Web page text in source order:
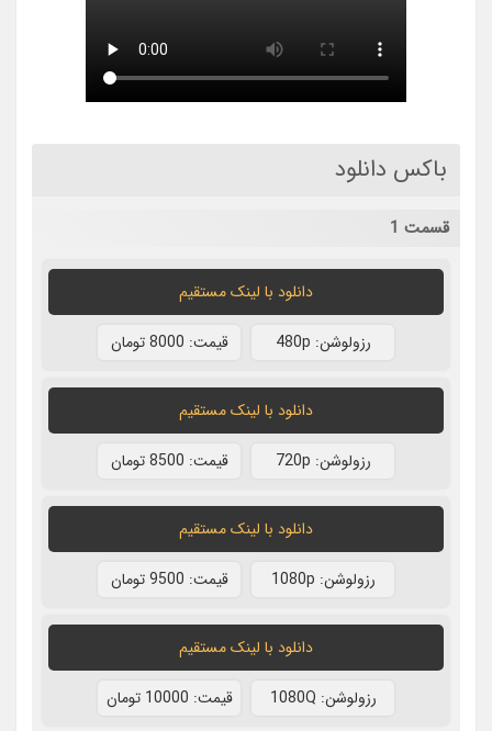
باکس دانلود
قسمت 1
دانلود با لينک مستقيم
رزولوشن: 480p قيمت: 8000 تومان
دانلود با لينک مستقيم
رزولوشن: 720p قيمت: 8500 تومان
دانلود با لينک مستقيم
رزولوشن: 1080p قيمت: 9500 تومان
دانلود با لينک مستقيم
رزولوشن: 1080Q قيمت: 10000 تومان